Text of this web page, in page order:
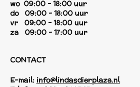
wo 09:00 - 18:00 uur
do 09:00 - 18:00 uur
vr 09:00 - 18:00 uur
za 09:00 - 17:00 uur
CONTACT
E-mail: info@lindasdierplaza.nl